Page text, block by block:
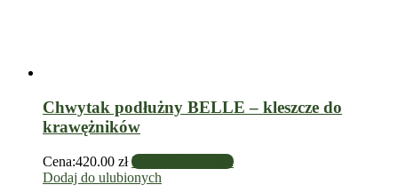
Chwytak podłużny BELLE – kleszcze do
krawężników
Cena:420.00 zł Dodaj do koszyka
Dodaj do ulubionych